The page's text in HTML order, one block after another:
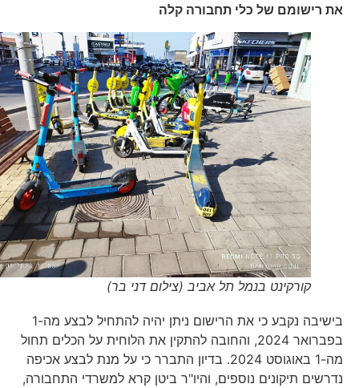
את רישומם של כלי תחבורה קלה
קורקינט בנמל תל אביב (צילום דני בר)
בישיבה נקבע כי את הרישום ניתן יהיה להתחיל לבצע מה-1
בפברואר 2024, והחובה להתקין את הלוחית על הכלים תחול
מה-1 באוגוסט 2024. בדיון התברר כי על מנת לבצע אכיפה
נדרשים תיקונים נוספים, והיו"ר ביטן קרא למשרדי התחבורה,